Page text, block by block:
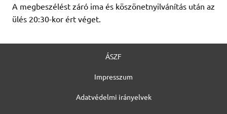
A megbeszélést záró ima és köszönetnyilvánítás után az
ülés 20:30-kor ért véget.
ÁSZF
Impresszum
Adatvédelmi irányelvek